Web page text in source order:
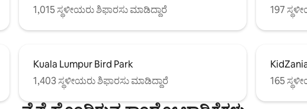
1,015 ಸ್ಥಳೀಯರು ಶಿಫಾರಸು ಮಾಡಿದ್ದಾರೆ
197
Kuala Lumpur Bird Park
1,403 ಸ್ಥಳೀಯರು ಶಿಫಾರಸು ಮಾಡಿದ್ದಾರೆ
165